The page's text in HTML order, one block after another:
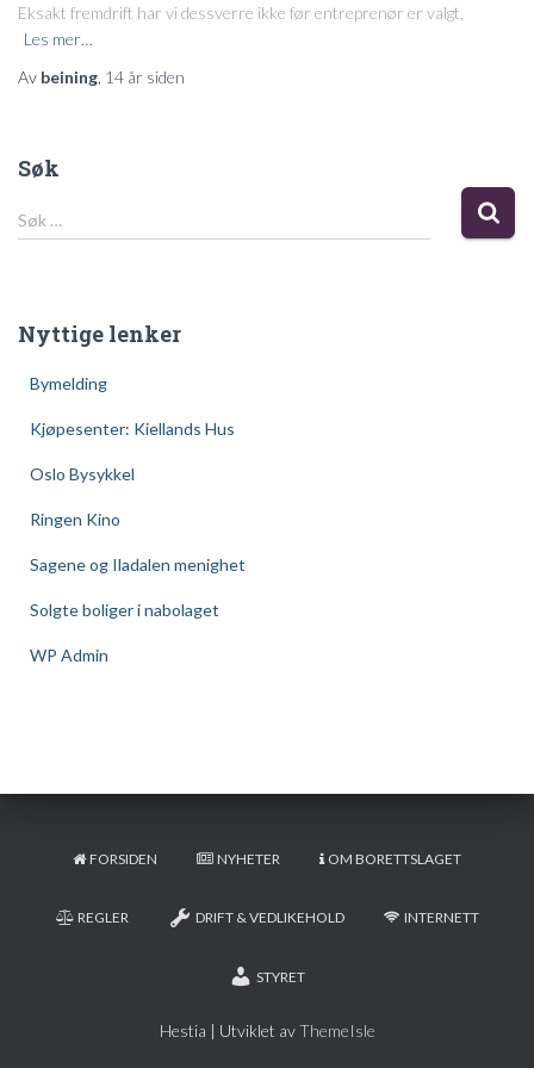
Eksakt fremdrift har vi dessverre ikke før entreprenør er valgt,
Les mer…
Av beining 14 år siden
Søk
ø
t
Søk …
Nyttige lenker
Bymelding
Kjøpesenter: Kiellands Hus
Oslo Bysykkel
Ringen Kino
Sagene og Iladalen menighet
Solgte boliger i nabolaget
WP Admin
FORSIDEN NYHETER OM BORETTSLAGET
REGLER DRIFT & VEDLIKEHOLD INTERNETT
STYRET
Hestia | Utviklet avThemeIsle